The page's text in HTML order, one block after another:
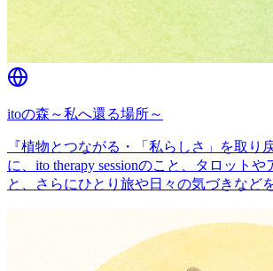
itoの森～私へ還る場所～
『植物とつながる・「私らしさ」を取り
に、ito therapy sessionのこと、タロットや
と、さらにひとり旅や日々の気づきなど